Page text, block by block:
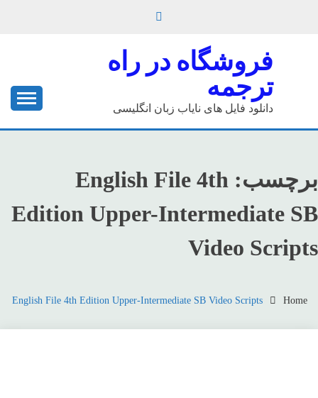
فروشگاه در راه
ترجمه
دانلود فایل های نایاب زبان انگلیسی
برچسب: English File 4th
Edition Upper-Intermediate SB
Video Scripts
Home
English File 4th Edition Upper-Intermediate SB Video Scripts